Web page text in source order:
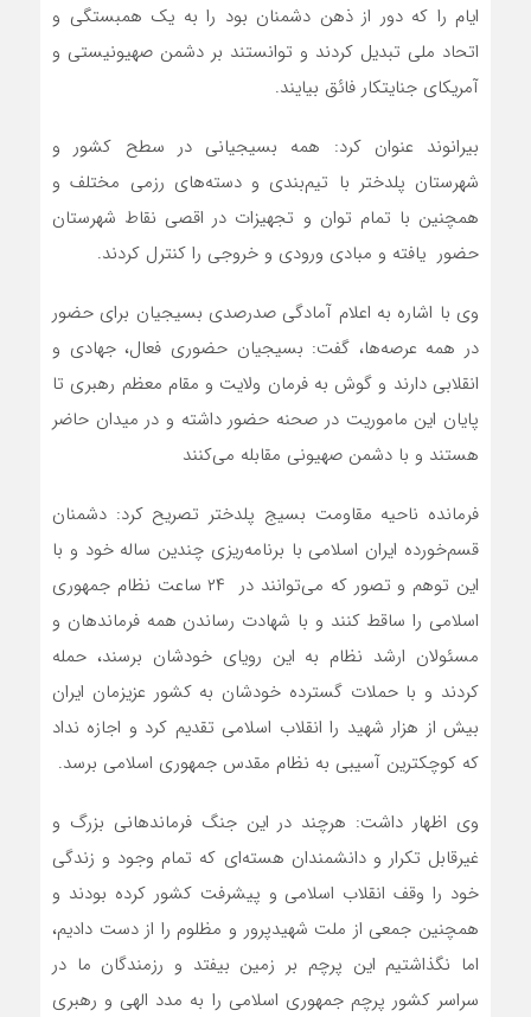
ایام را که دور از ذهن دشمنان بود را به یک همبستگی و
اتحاد ملی تبدیل کردند و توانستند بر دشمن صهیونیستی و
آمریکای جنایتکار فائق بیایند.
بیرانوند عنوان کرد: همه بسیجیانی در سطح کشور و
شهرستان پلدختر با تیم‌بندی و دسته‌های رزمی مختلف و
همچنین با تمام توان و تجهیزات در اقصی نقاط شهرستان
حضور یافته و مبادی ورودی و خروجی را کنترل کردند.
وی با اشاره به اعلام آمادگی صدرصدی بسیجیان برای حضور
در همه عرصه‌ها، گفت: بسیجیان حضوری فعال، جهادی و
انقلابی دارند و گوش به فرمان ولایت و مقام معظم رهبری تا
پایان این ماموریت در صحنه حضور داشته و در میدان حاضر
هستند و با دشمن صهیونی مقابله می‌کنند
فرمانده ناحیه مقاومت بسیج پلدختر تصریح کرد: دشمنان
قسم‌خورده ایران اسلامی با برنامه‌ریزی چندین ساله خود و با
این توهم و تصور که می‌توانند در ۲۴ ساعت نظام جمهوری
اسلامی را ساقط کنند و با شهادت رساندن همه فرماندهان و
مسئولان ارشد نظام به این رویای خودشان برسند، حمله
کردند و با حملات گسترده خودشان به کشور عزیزمان ایران
بیش از هزار شهید را انقلاب اسلامی تقدیم کرد و اجازه نداد
که کوچکترین آسیبی به نظام مقدس جمهوری اسلامی برسد.
وی اظهار داشت: هرچند در این جنگ فرماندهانی بزرگ و
غیرقابل تکرار و دانشمندان هسته‌ای که تمام وجود و زندگی
خود را وقف انقلاب اسلامی و پیشرفت کشور کرده بودند و
همچنین جمعی از ملت شهیدپرور و مظلوم را از دست دادیم،
اما نگذاشتیم این پرچم بر زمین بیفتد و رزمندگان ما در
سراسر کشور پرچم جمهوری اسلامی را به مدد الهی و رهبری